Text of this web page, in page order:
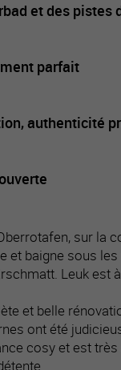
et des pistes
parfait
authenticité
sur la
et baigne sous
Leuk est
et belle
ont été
cosy et est